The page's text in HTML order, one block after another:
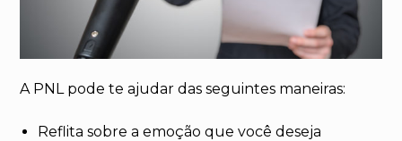
A PNL pode te ajudar das seguintes maneiras:
Reflita sobre a emoção que você deseja